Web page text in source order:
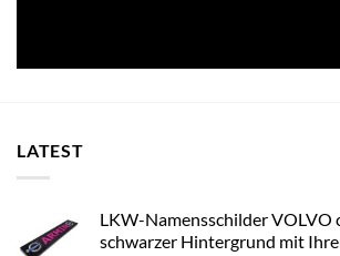
LATEST
LKW-Namensschilder VOLVO
schwarzer Hintergrund mit